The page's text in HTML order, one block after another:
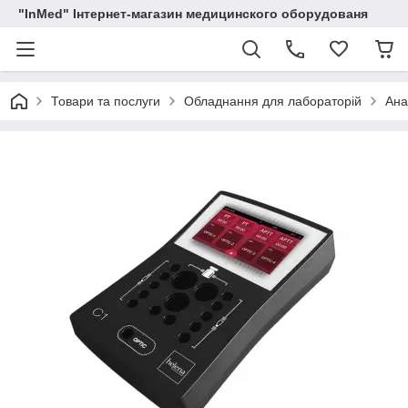
"InMed" Інтернет-магазин медицинского оборудованя
Товари та послуги Обладнання для лабораторій